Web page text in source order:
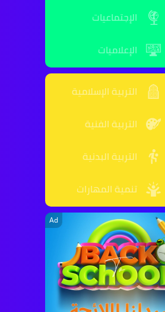
الإجتماعيات
الإعلاميات
التربية الإسلامية
التربية الفنية
التربية البدنية
تنمية المهارات
Ad